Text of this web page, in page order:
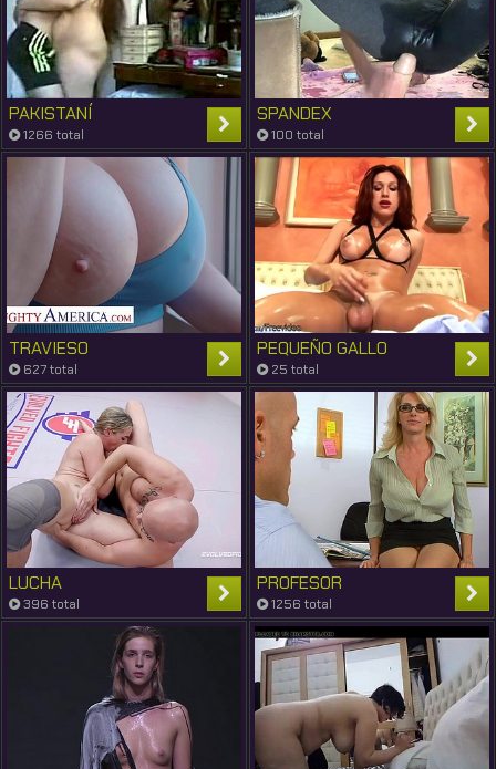
PAKISTANÍ
1266 total
SPANDEX
100 total
TRAVIESO
627 total
PEQUEÑO GALLO
25 total
LUCHA
396 total
PROFESOR
1256 total